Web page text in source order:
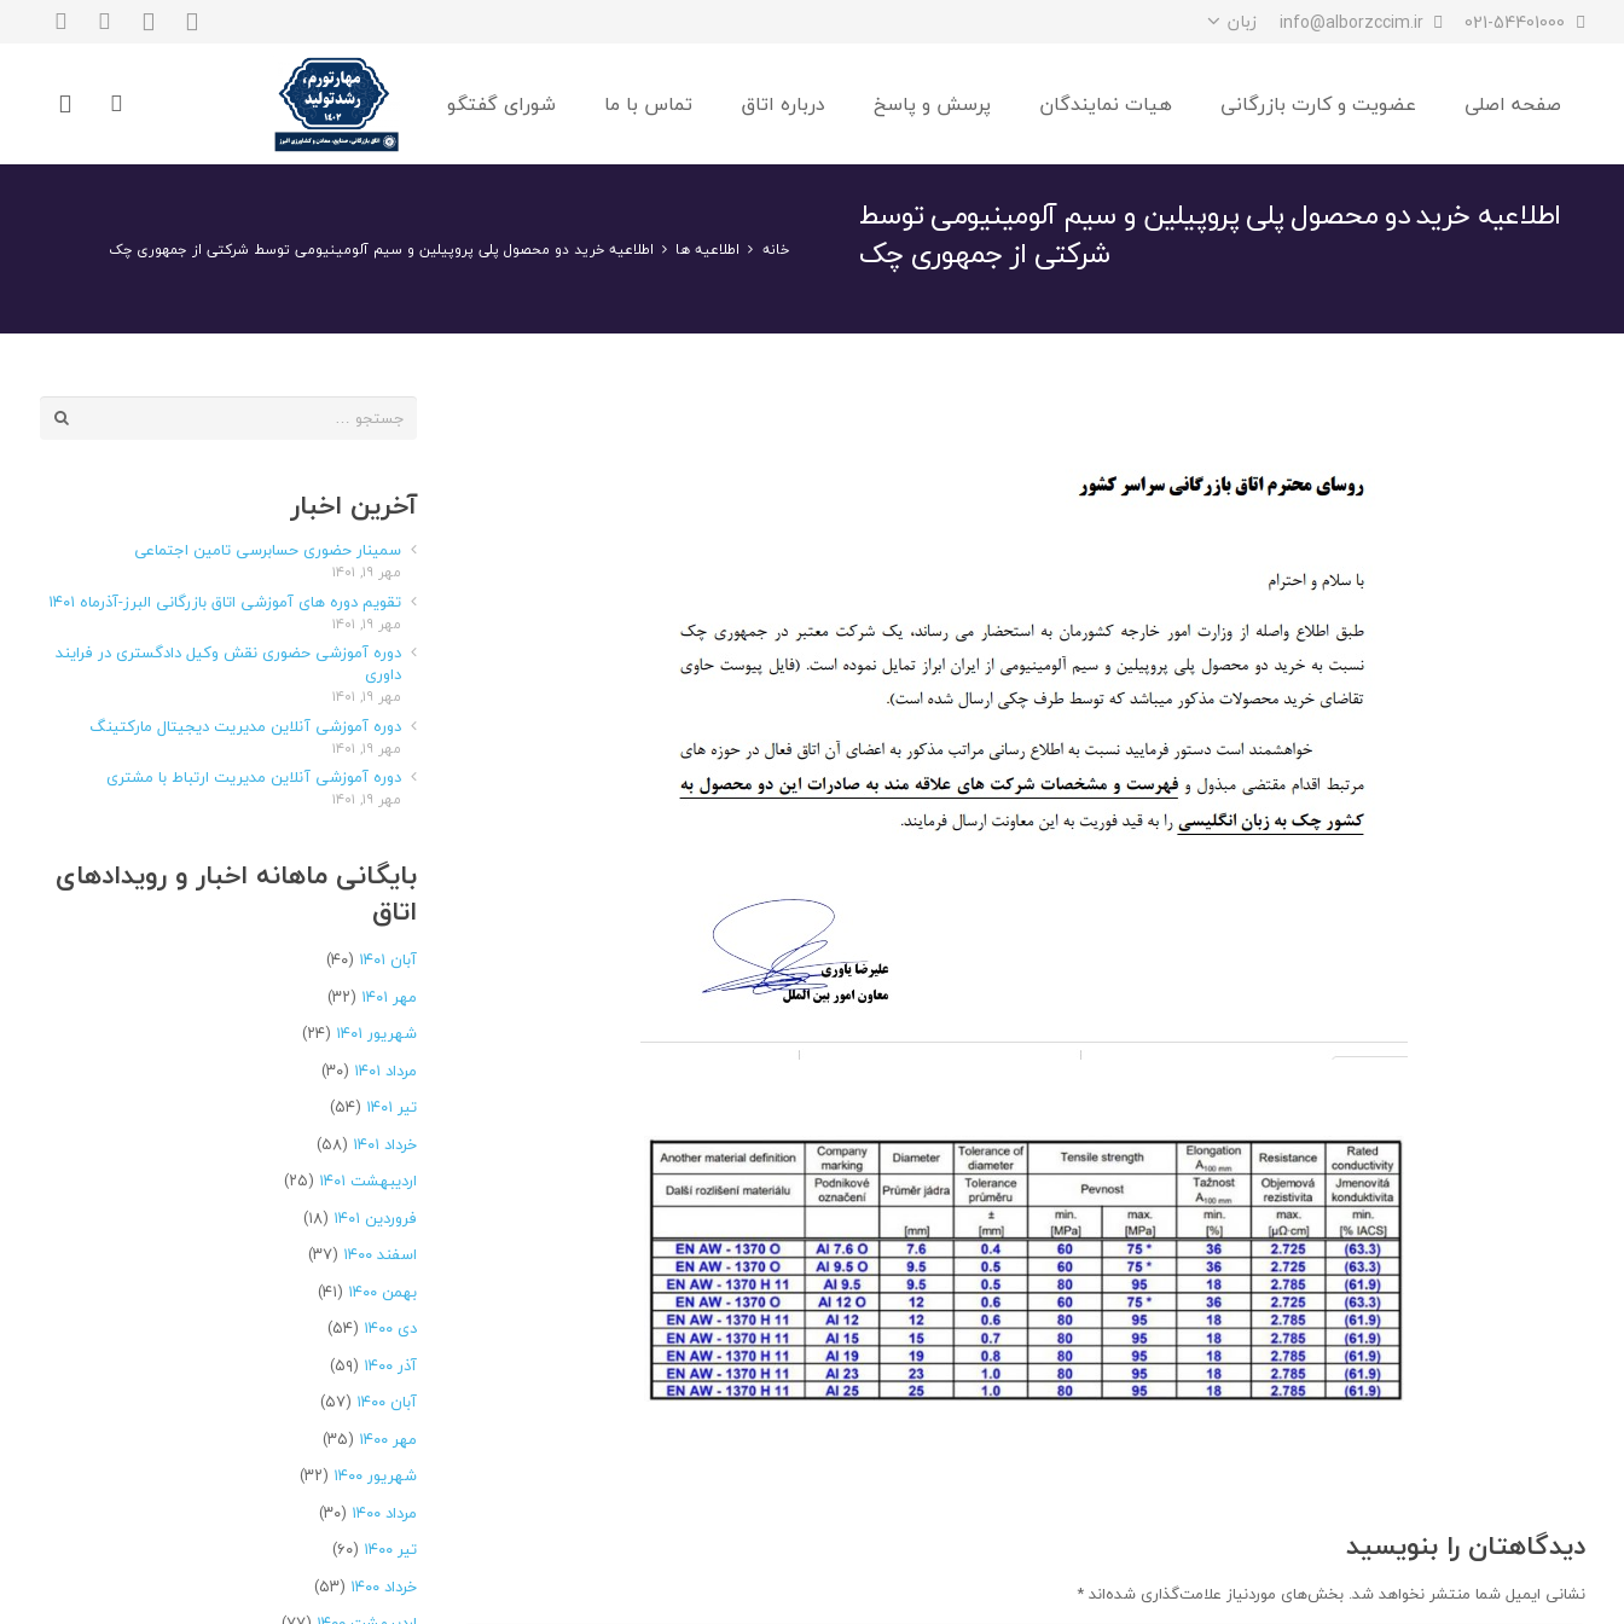
021-54401000
info@alborzccim.ir زبان
صفحه اصلی عضویت و کارت بازرگانی هیات نمایندگان پرسش و پاسخ درباره اتاق تماس با ما شورای گفتگو
اطلاعیه خرید دو محصول پلی پروپیلین و سیم آلومینیومی توسط
شرکتی از جمهوری چک خانه اطلاعیه ها اطلاعیه خرید دو محصول پلی پروپیلین و سیم آلومینیومی توسط شرکتی از جمهوری چک
دیدگاهتان را بنویسید
نشانی ایمیل شما منتشر نخواهد شد. بخش‌های موردنیاز علامت‌گذاری شده‌اند*
جستجو
آخرین اخبار
سمینار حضوری حسابرسی تامین اجتماعی
مهر ۱۹, ۱۴۰۱
تقویم دوره های آموزشی اتاق بازرگانی البرز-آذرماه ۱۴۰۱
مهر ۱۹, ۱۴۰۱
دوره آموزشی حضوری نقش وکیل دادگستری در فرایند
داوری
مهر ۱۹, ۱۴۰۱
دوره آموزشی آنلاین مدیریت دیجیتال مارکتینگ
مهر ۱۹, ۱۴۰۱
دوره آموزشی آنلاین مدیریت ارتباط با مشتری
مهر ۱۹, ۱۴۰۱
بایگانی ماهانه اخبار و رویدادهای
اتاق
آبان ۱۴۰۱
(۴۰)
مهر ۱۴۰۱
(۳۲)
شهریور ۱۴۰۱
(۲۴)
مرداد ۱۴۰۱
(۳۰)
تیر ۱۴۰۱
(۵۴)
خرداد ۱۴۰۱
(۵۸)
اردیبهشت ۱۴۰۱
(۲۵)
فروردین ۱۴۰۱
(۱۸)
اسفند ۱۴۰۰
(۳۷)
بهمن ۱۴۰۰
(۴۱)
دی ۱۴۰۰
(۵۴)
آذر ۱۴۰۰
(۵۹)
آبان ۱۴۰۰
(۵۷)
مهر ۱۴۰۰
(۳۵)
شهریور ۱۴۰۰
(۳۲)
مرداد ۱۴۰۰
(۳۰)
تیر ۱۴۰۰
(۶۰)
خرداد ۱۴۰۰
(۵۳)